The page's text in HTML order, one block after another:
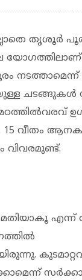
തൃശൂര്‍
യോഗത്തിലാണ്
ചടങ്ങുകള്‍
വീതം
വിവരമുണ്ട്.
മതിയാകൂ എന്ന്